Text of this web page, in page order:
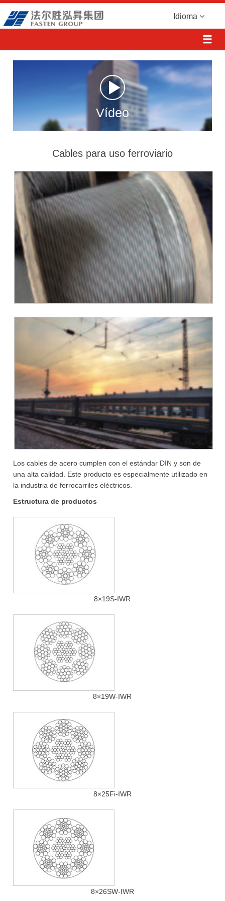
Idioma
Vídeo
Cables para uso ferroviario
Los cables de acero cumplen con el estándar DIN y son de
una alta calidad. Este producto es especialmente utilizado en
la industria de ferrocarriles eléctricos.
Estructura de productos
8×19S-IWR
8×19W-IWR
8×25Fi-IWR
8×26SW-IWR